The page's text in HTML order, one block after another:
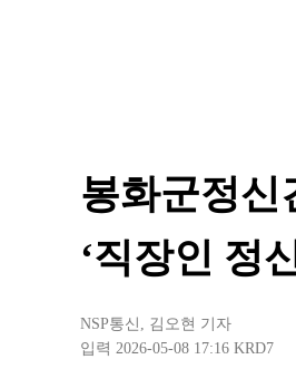
봉화군정신
‘직장인 정
NSP통신 , 김오현 기자
입력 2026-05-08 17:16 KRD7